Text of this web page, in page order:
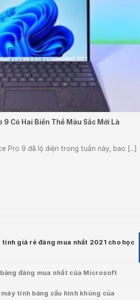
Có Hai Biến Thể Màu Sắc Mới Là
Pro 9 đã lộ diện trong tuần này, bao [...]
giá rẻ đáng mua nhất 2021 cho học
đáng mua nhất của Microsoft
tính bảng cấu hình khủng của